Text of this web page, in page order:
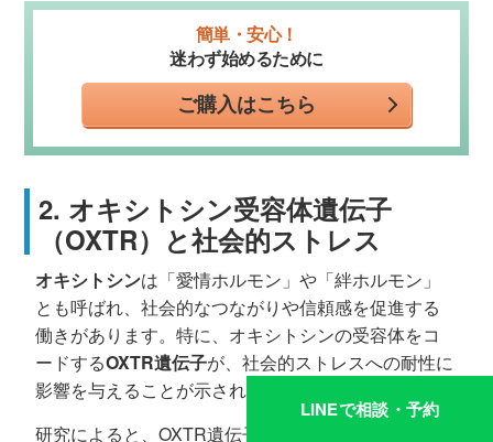
簡単・安心！
迷わず始めるために
ご購入はこちら
2. オキシトシン受容体遺伝子
（OXTR）と社会的ストレス
オキシトシンは「愛情ホルモン」や「絆ホルモン」
とも呼ばれ、社会的なつながりや信頼感を促進する
働きがあります。特に、オキシトシンの受容体をコ
ードするOXTR遺伝子が、社会的ストレスへの耐性に
影響を与えることが示されています。
研究によると、OXTR遺伝子の特定のバリアントを持
LINEで相談・予約